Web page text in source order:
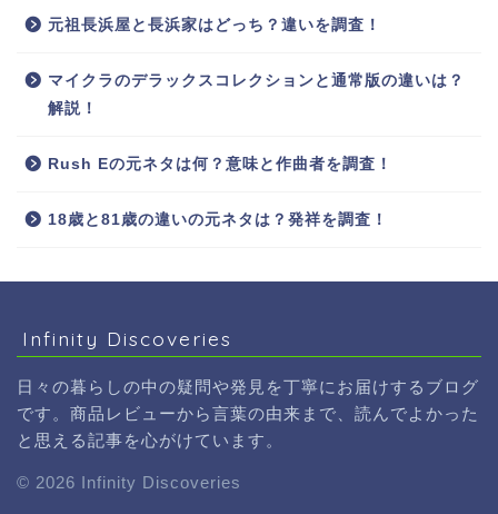
元祖長浜屋と長浜家はどっち？違いを調査！
マイクラのデラックスコレクションと通常版の違いは？
解説！
Rush Eの元ネタは何？意味と作曲者を調査！
18歳と81歳の違いの元ネタは？発祥を調査！
Infinity Discoveries
日々の暮らしの中の疑問や発見を丁寧にお届けするブログ
です。商品レビューから言葉の由来まで、読んでよかった
と思える記事を心がけています。
© 2026 Infinity Discoveries